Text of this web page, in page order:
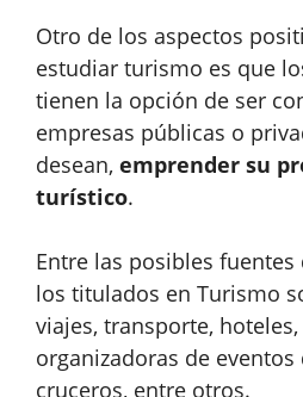
Otro de los aspectos
estudiar turismo es que
tienen la opción de ser
empresas públicas o
desean, emprender su
turístico.
Entre las posibles
los titulados en Turismo
viajes, transporte, hoteles,
organizadoras de eventos
cruceros, entre otros.